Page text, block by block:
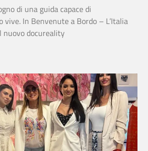
di una guida capace di
vive. In Benvenute a Bordo – L’Italia
nuovo docureality